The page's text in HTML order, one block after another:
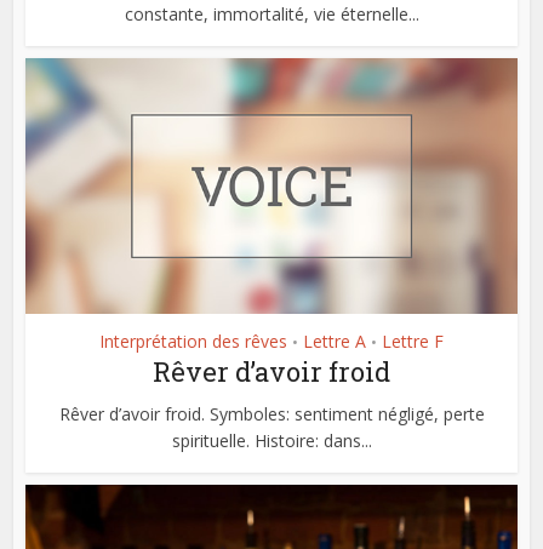
constante, immortalité, vie éternelle...
Interprétation des rêves • Lettre A • Lettre F
Rêver d’avoir froid
Rêver d’avoir froid. Symboles: sentiment négligé, perte
spirituelle. Histoire: dans...